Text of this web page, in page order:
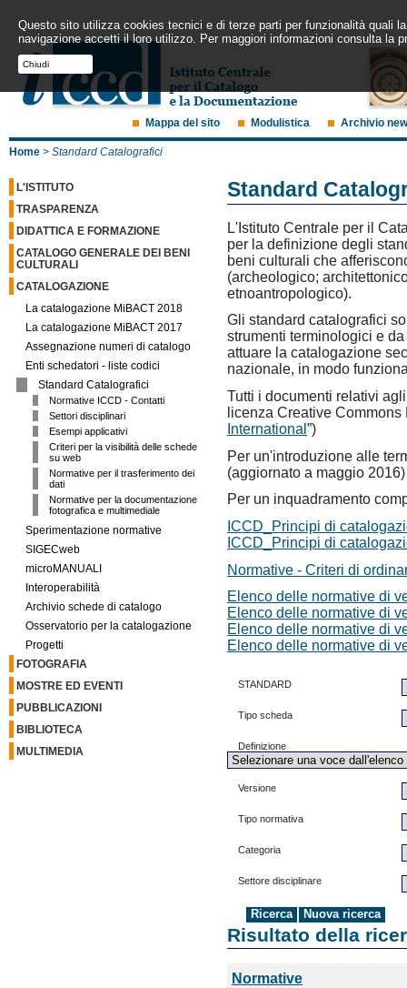
Questo sito utilizza cookies tecnici e di terze parti per funzionalità quali
navigazione accetti il loro utilizzo. Per maggiori informazioni consulta la
Chiudi
Mappa del sito Modulistica Archivio
Home > Standard Catalografici
L'ISTITUTO
TRASPARENZA
DIDATTICA E FORMAZIONE
CATALOGO GENERALE DEI BENI
CULTURALI
CATALOGAZIONE
La catalogazione MiBACT 2018
La catalogazione MiBACT 2017
Assegnazione numeri di catalogo
Enti schedatori - liste codici
Standard Catalografici
Normative ICCD - Contatti
Settori disciplinari
Esempi applicativi
Criteri per la visibilità delle schede
su web
Normative per il trasferimento dei
dati
Normative per la documentazione
fotografica e multimediale
Sperimentazione normative
SIGECweb
microMANUALI
Interoperabilità
Archivio schede di catalogo
Osservatorio per la catalogazione
Progetti
FOTOGRAFIA
MOSTRE ED EVENTI
PUBBLICAZIONI
BIBLIOTECA
MULTIMEDIA
Standard
L'Istituto Centrale per il
per la definizione degli
beni culturali che
(archeologico;
etnoantropologico).
Gli standard catalografici
strumenti terminologici e
attuare la catalogazione
nazionale, in modo
Tutti i documenti relativi
licenza Creative Commons
International ”)
Per un'introduzione alle
(aggiornato a maggio 2016)
Per un inquadramento
ICCD_Principi di
ICCD_Principi di
Normative - Criteri di
Elenco delle normative di
Elenco delle normative di
Elenco delle normative di
Elenco delle normative di
STANDARD
Tipo scheda
Definizione
Versione
Tipo normativa
Categoria
Settore disciplinare
Risultato della
Normative